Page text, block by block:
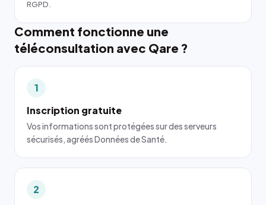
RGPD.
Comment fonctionne une
téléconsultation avec Qare ?
1
Inscription gratuite
Vos informations sont protégées sur des serveurs
sécurisés, agréés Données de Santé.
2